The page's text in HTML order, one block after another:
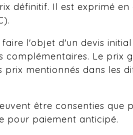
définitif. Il est exprimé
l'objet d'un devis initial
complémentaires. Le prix
mentionnés dans les
être consenties que
pour paiement anticipé.